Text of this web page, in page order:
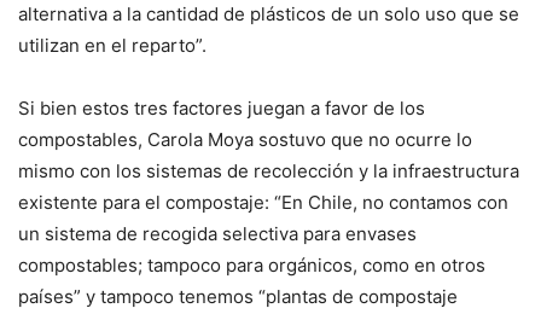
alternativa a la cantidad de plásticos de un solo uso que se
utilizan en el reparto”.
Si bien estos tres factores juegan a favor de los
compostables, Carola Moya sostuvo que no ocurre lo
mismo con los sistemas de recolección y la infraestructura
existente para el compostaje: “En Chile, no contamos con
un sistema de recogida selectiva para envases
compostables; tampoco para orgánicos, como en otros
países” y tampoco tenemos “plantas de compostaje